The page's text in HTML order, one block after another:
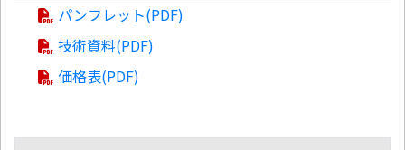
パンフレット(PDF)
技術資料(PDF)
価格表(PDF)